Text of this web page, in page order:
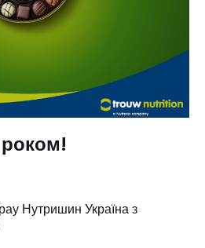
Нутришин Україна з